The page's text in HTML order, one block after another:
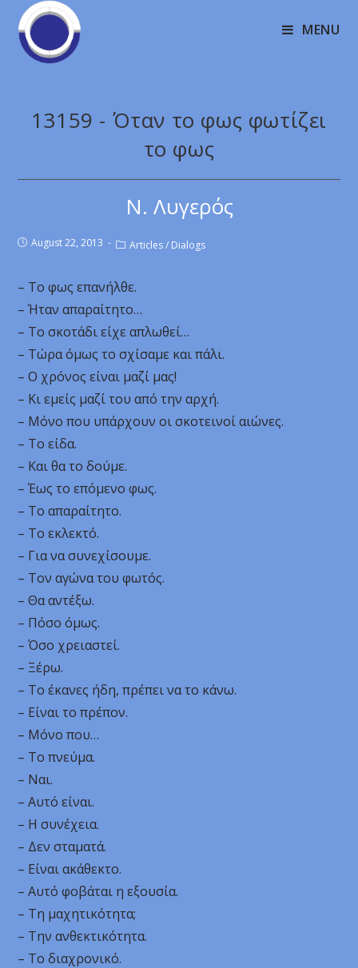
MENU
13159 - Όταν το φως φωτίζει
το φως
Ν. Λυγερός
August 22, 2013 Articles / Dialogs
– Το φως επανήλθε.
– Ήταν απαραίτητο…
– Το σκοτάδι είχε απλωθεί…
– Τώρα όμως το σχίσαμε και πάλι.
– Ο χρόνος είναι μαζί μας!
– Κι εμείς μαζί του από την αρχή.
– Μόνο που υπάρχουν οι σκοτεινοί αιώνες.
– Το είδα.
– Και θα το δούμε.
– Έως το επόμενο φως.
– Το απαραίτητο.
– Το εκλεκτό.
– Για να συνεχίσουμε.
– Τον αγώνα του φωτός.
– Θα αντέξω.
– Πόσο όμως.
– Όσο χρειαστεί.
– Ξέρω.
– Το έκανες ήδη, πρέπει να το κάνω.
– Είναι το πρέπον.
– Μόνο που…
– Το πνεύμα.
– Ναι.
– Αυτό είναι.
– Η συνέχεια.
– Δεν σταματά.
– Είναι ακάθεκτο.
– Αυτό φοβάται η εξουσία.
– Τη μαχητικότητα;
– Την ανθεκτικότητα.
– Το διαχρονικό.